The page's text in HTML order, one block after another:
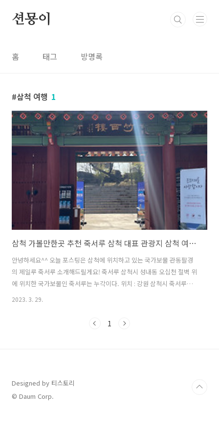
션묭이
홈 태그 방명록
삼척 여행 1
삼척 가볼만한곳 추천 죽서루 삼척 대표 관광지 삼척 여행지 추천
안녕하세요^^ 오늘 포스팅은 삼척에 위치하고 있는 국가보물 관동팔경
의 제일루 죽서루 소개해드릴게요! 죽서루 삼척시 성내동 오십천 절벽 위
에 위치한 국가보물인 죽서루는 누각이다. 위치 : 강원 삼척시 죽서루길
37 운영시간 : 매일 09 :00 ~ 18 : 00 -동절기에는 17 : 00 까지. 지나가면
죽서루는 국보 승격 기원 서명 운동을 하고 있더라구요 ! 이 날 날씨도 좋
2023. 3. 29.
1
Designed by 티스토리
© Daum Corp.